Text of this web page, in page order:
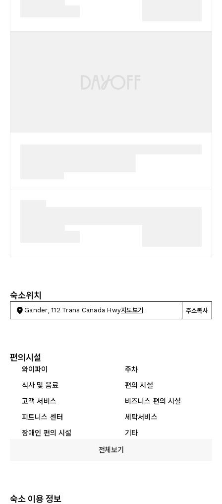
숙소위치
Gander, 112 Trans Canada Hwy지도보기 주소복사
편의시설
와이파이
주차
식사 및 음료
편의 시설
고객 서비스
비즈니스 편의 시설
피트니스 센터
세탁서비스
장애인 편의 시설
기타
전체보기
숙소 이용 정보